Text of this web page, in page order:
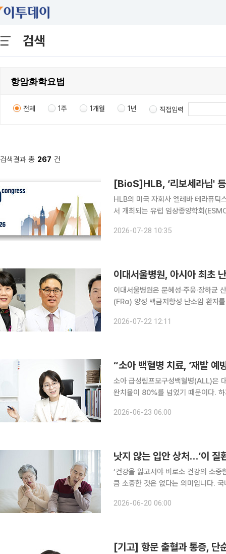
검색
전체 1주 1개월 1년 직접입력
검색결과 총 267 건
[BioS]HLB, ‘리보세라닙'
HLB의 미국 자회사 엘레바 테라퓨
서 개최되는 유럽 임상종양학회
리보세라닙의 전이성 흉
2026-07-28 10:35
이대서울병원, 아시아 최초
이대서울병원은 문혜성·주웅·장하균
(FRα) 양성 백금저항성 난소암 환자
임상 현장에 적용된 아시아 첫 사례라
2026-07-22 12:11
“소아 백혈병 치료, ‘재발 예
소아 급성림프모구성백혈병(ALL)은
완치율이 80%를 넘었기 때문이다. 하
경우가 많다. 전문가들은 이제
2026-06-23 06:00
낫지 않는 입안 상처…‘이
‘건강을 잃고서야 비로소 건강의 소
큼 소중한 것은 없다는 의미입니다.
구내염은 누구나 한 번쯤 경험하는 흔
2026-06-20 06:00
[기고] 항문 출혈과 통증, 단